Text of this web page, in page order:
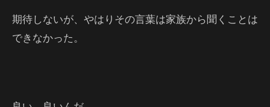
期待しないが、やはりその言葉は家族から聞くことは
できなかった。